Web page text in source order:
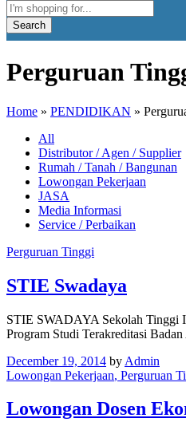
Search
Perguruan
Home » PENDIDIKAN »
All
Distributor / Agen / Supplier
Rumah / Tanah / Bangunan
Lowongan Pekerjaan
JASA
Media Informasi
Service / Perbaikan
Perguruan Tinggi
STIE Swadaya
STIE SWADAYA Sekolah Tinggi
Program Studi Terakreditasi
December 19, 2014 by Admin
Lowongan Pekerjaan, Perguruan
Lowongan Dosen